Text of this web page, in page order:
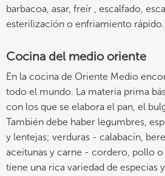
barbacoa, asar, freír , escalfado,
esterilización o enfriamiento rápido.
Cocina del medio oriente
En la cocina de Oriente Medio
todo el mundo. La materia prima
con los que se elabora el pan, el
También debe haber legumbres,
y lentejas; verduras - calabacín,
aceitunas y carne - cordero, pollo
tiene una rica variedad de especias